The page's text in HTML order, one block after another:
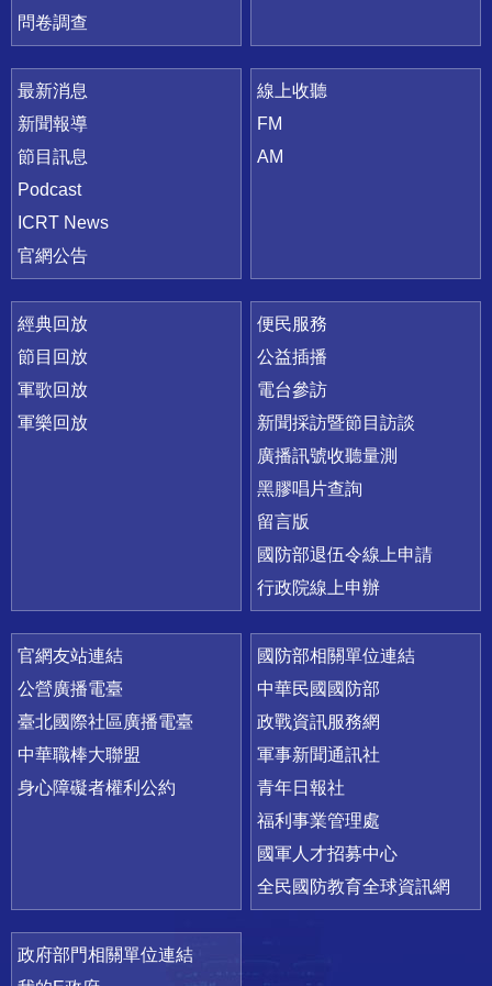
問卷調查
最新消息
新聞報導
節目訊息
Podcast
ICRT News
官網公告
線上收聽
FM
AM
經典回放
節目回放
軍歌回放
軍樂回放
便民服務
公益插播
電台參訪
新聞採訪暨節目訪談
廣播訊號收聽量測
黑膠唱片查詢
留言版
國防部退伍令線上申請
行政院線上申辦
官網友站連結
公營廣播電臺
臺北國際社區廣播電臺
中華職棒大聯盟
身心障礙者權利公約
國防部相關單位連結
中華民國國防部
政戰資訊服務網
軍事新聞通訊社
青年日報社
福利事業管理處
國軍人才招募中心
全民國防教育全球資訊網
政府部門相關單位連結